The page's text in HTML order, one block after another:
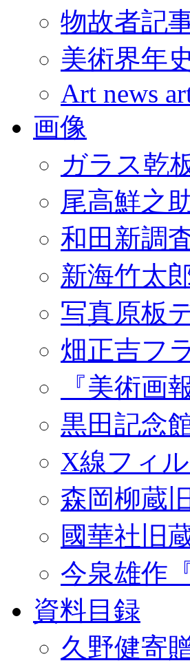
物故者記
美術界年史
Art news
画像
ガラス乾
尾高鮮之
和田新調
新海竹太
写真原板
畑正吉フ
『美術画
黒田記念
X線フィ
森岡柳蔵
國華社旧
今泉雄作
資料目録
久野健寄